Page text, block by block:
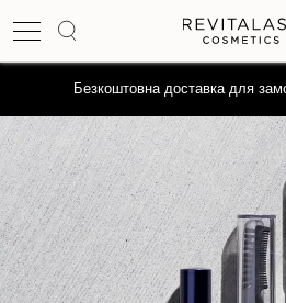
Безкоштовна доставка для